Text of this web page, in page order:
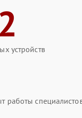
устройств
работы